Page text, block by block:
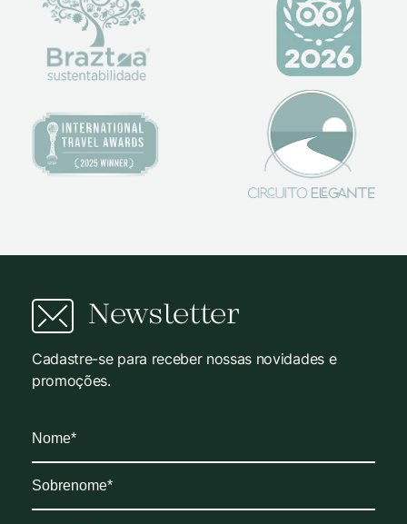
Newsletter
Cadastre-se para receber nossas novidades e
promoções.